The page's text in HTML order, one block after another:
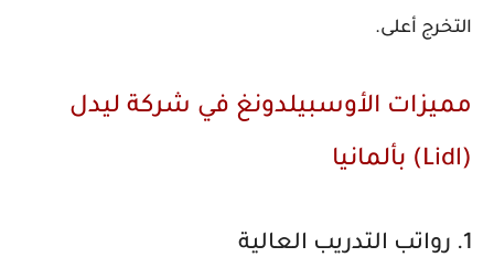
التخرج أعلى.
مميزات الأوسبيلدونغ في شركة ليدل
(Lidl) بألمانيا
1. رواتب التدريب العالية